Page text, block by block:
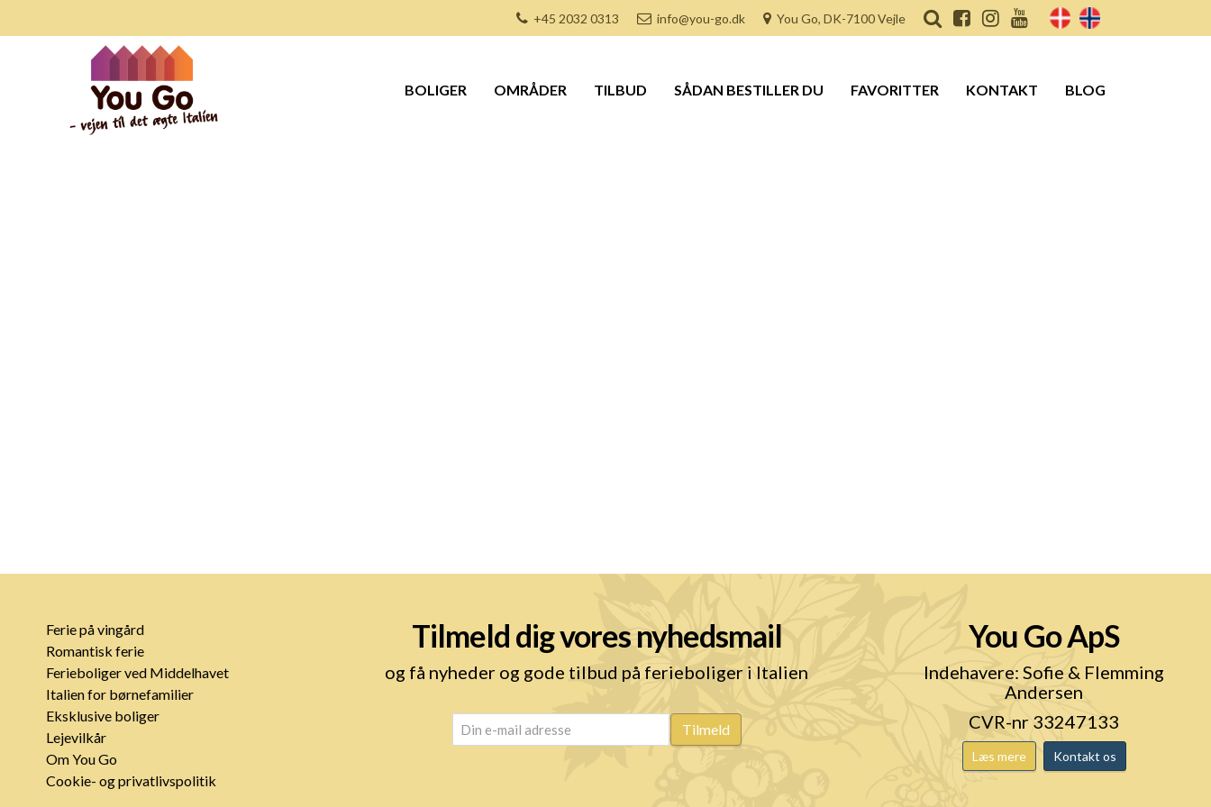
+45 2032 0313 info@you-go.dk You Go, DK-7100 Vejle
BOLIGER OMRÅDER TILBUD SÅDAN BESTILLER DU FAVORITTER KONTAKT BLOG
Ferie på vingård
Romantisk ferie
Ferieboliger ved Middelhavet
Italien for børnefamilier
Eksklusive boliger
Lejevilkår
Om You Go
Cookie- og privatlivspolitik
Tilmeld dig vores nyhedsmail
og få nyheder og gode tilbud på ferieboliger i Italien
email (Påkrævet) Tilmeld
You Go ApS
Indehavere: Sofie & Flemming
Andersen
CVR-nr 33247133
Læs mere Kontakt os